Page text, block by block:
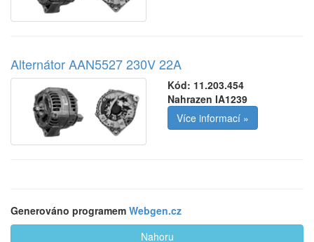
Alternátor AAN5527 230V 22A
Kód: 11.203.454
Nahrazen IA1239
Více informací »
Generováno programem Webgen.cz
Nahoru